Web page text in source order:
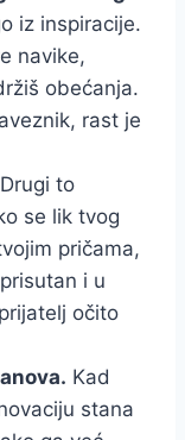
iz inspiracije.
navike,
obećanja.
rast je
Drugi to
se lik tvog
pričama,
i u
očito
Kad
stana